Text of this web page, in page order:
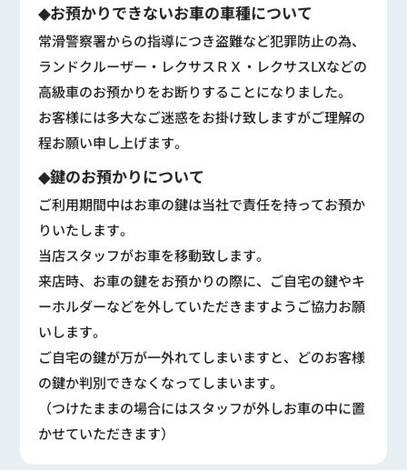
◆お預かりできないお車の車種について
常滑警察署からの指導につき盗難など犯罪防止の為、
ランドクルーザー・レクサスＲＸ・レクサスLXなどの
高級車のお預かりをお断りすることになりました。
お客様には多大なご迷惑をお掛け致しますがご理解の
程お願い申し上げます。
◆鍵のお預かりについて
ご利用期間中はお車の鍵は当社で責任を持ってお預か
りいたします。
当店スタッフがお車を移動致します。
来店時、お車の鍵をお預かりの際に、ご自宅の鍵やキ
ーホルダーなどを外していただきますようご協力お願
いします。
ご自宅の鍵が万が一外れてしまいますと、どのお客様
の鍵か判別できなくなってしまいます。
（つけたままの場合にはスタッフが外しお車の中に置
かせていただきます）